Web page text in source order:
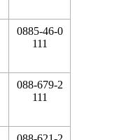
0885-46-0
111
088-679-2
111